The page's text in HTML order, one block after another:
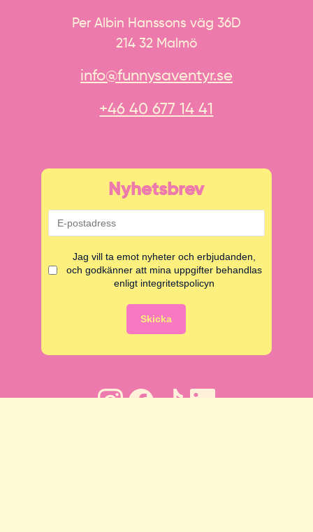
Per Albin Hanssons väg 36D
214 32 Malmö
info@funnysaventyr.se
+46 40 677 14 41
Nyhetsbrev
Jag vill ta emot nyheter och erbjudanden,
och godkänner att mina uppgifter behandlas
enligt integritetspolicyn
Skicka